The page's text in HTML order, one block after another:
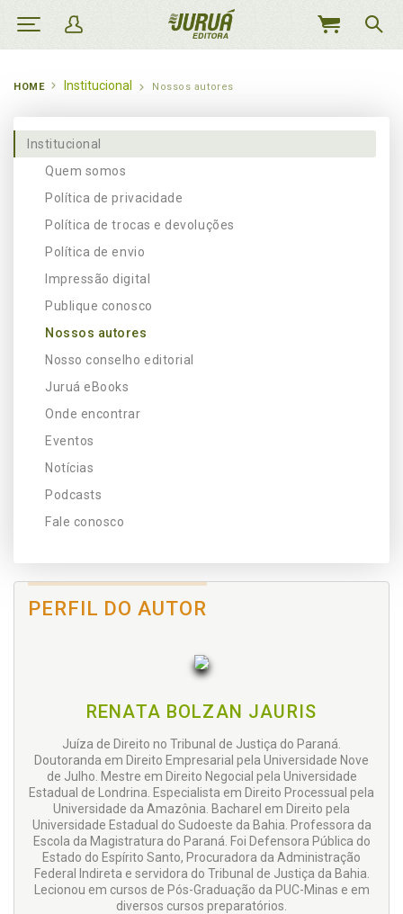
MEU
HOME Institucional Nossos autores
Institucional
Quem somos
Política de privacidade
Política de trocas e devoluções
Política de envio
Impressão digital
Publique conosco
Nossos autores
Nosso conselho editorial
Juruá eBooks
Onde encontrar
Eventos
Notícias
Podcasts
Fale conosco
PERFIL DO AUTOR
RENATA BOLZAN JAURIS
Juíza de Direito no Tribunal de Justiça do Paraná.
Doutoranda em Direito Empresarial pela Universidade Nove
de Julho. Mestre em Direito Negocial pela Universidade
Estadual de Londrina. Especialista em Direito Processual pela
Universidade da Amazônia. Bacharel em Direito pela
Universidade Estadual do Sudoeste da Bahia. Professora da
Escola da Magistratura do Paraná. Foi Defensora Pública do
Estado do Espírito Santo, Procuradora da Administração
Federal Indireta e servidora do Tribunal de Justiça da Bahia.
Lecionou em cursos de Pós-Graduação da PUC-Minas e em
diversos cursos preparatórios.